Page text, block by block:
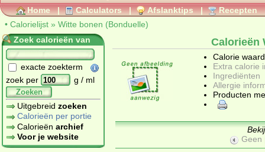
Home | Calculators | Afslanktips | Recepten
• Calorielijst » Witte bonen (Bonduelle)
Zoek calorieën van
exacte zoekterm
zoek per
g / ml
Zoeken
Uitgebreid zoeken
Calorieën per portie
Calorieën archief
Voor je website
Calorieën
Calorie
Extra calorie
Ingrediënten
Allergie
Producten
Geen